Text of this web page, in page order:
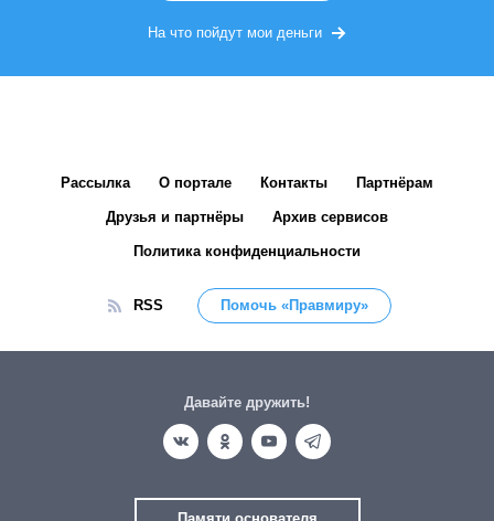
На что пойдут мои деньги
Рассылка О портале Контакты Партнёрам
Друзья и партнёры Архив сервисов
Политика конфиденциальности
RSS Помочь «Правмиру»
Давайте дружить!